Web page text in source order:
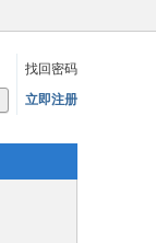
找回密码
立即注册